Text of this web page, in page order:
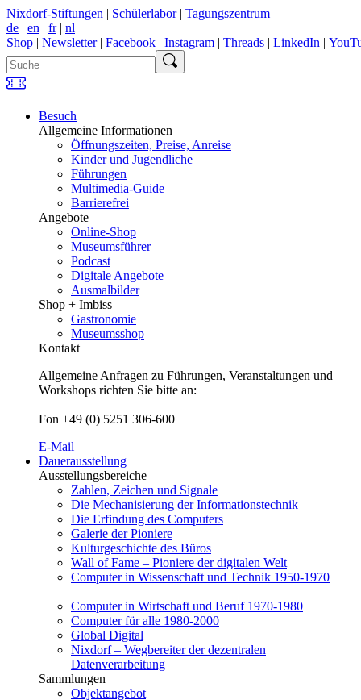
Nixdorf-Stiftungen | Schülerlabor| Tagungszentrum
de | en | fr| nl
Shop | Newsletter| Facebook | Instagram | Threads | LinkedIn |
Besuch
Allgemeine Informationen
Öffnungszeiten, Preise, Anreise
Kinder und Jugendliche
Führungen
Multimedia-Guide
Barrierefrei
Angebote
Online-Shop
Museumsführer
Podcast
Digitale Angebote
Ausmalbilder
Shop + Imbiss
Gastronomie
Museumsshop
Kontakt
Allgemeine Anfragen zu Führungen, Veranstaltungen und
Workshops richten Sie bitte an:
Fon +49 (0) 5251 306-600
E-Mail
Dauerausstellung
Ausstellungsbereiche
Zahlen, Zeichen und Signale
Die Mechanisierung der Informationstechnik
Die Erfindung des Computers
Galerie der Pioniere
Kulturgeschichte des Büros
Wall of Fame – Pioniere der digitalen Welt
Computer in Wissenschaft und Technik 1950-1970
Computer in Wirtschaft und Beruf 1970-1980
Computer für alle 1980-2000
Global Digital
Nixdorf – Wegbereiter der dezentralen
Datenverarbeitung
Sammlungen
Objektangebot